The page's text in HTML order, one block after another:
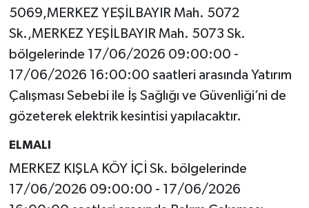
5069,MERKEZ YEŞİLBAYIR Mah. 5072
Sk.,MERKEZ YEŞİLBAYIR Mah. 5073 Sk.
bölgelerinde 17/06/2026 09:00:00 -
17/06/2026 16:00:00 saatleri arasında Yatırım
Çalışması Sebebi ile İş Sağlığı ve Güvenliği’ni de
gözeterek elektrik kesintisi yapılacaktır.
ELMALI
MERKEZ KIŞLA KÖY İÇİ Sk. bölgelerinde
17/06/2026 09:00:00 - 17/06/2026